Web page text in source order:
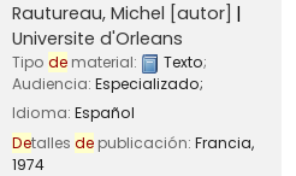
Rautureau, Michel [autor]
Universite d'Orleans
Tipo dematerial: Texto;
Audiencia: Especializado;
Idioma: Español
Detalles depublicación: Francia,
1974